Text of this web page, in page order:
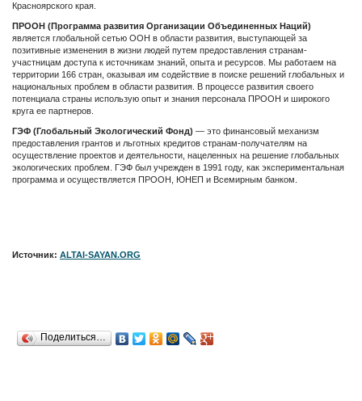
Красноярского края.
ПРООН (Программа развития Организации Объединенных Наций)
является глобальной сетью ООН в области развития, выступающей за
позитивные изменения в жизни людей путем предоставления странам-
участницам доступа к источникам знаний, опыта и ресурсов. Мы работаем на
территории 166 стран, оказывая им содействие в поиске решений глобальных и
национальных проблем в области развития. В процессе развития своего
потенциала страны использую опыт и знания персонала ПРООН и широкого
круга ее партнеров.
ГЭФ (Глобальный Экологический Фонд) — это финансовый механизм
предоставления грантов и льготных кредитов странам-получателям на
осуществление проектов и деятельности, нацеленных на решение глобальных
экологических проблем. ГЭФ был учрежден в 1991 году, как экспериментальная
программа и осуществляется ПРООН, ЮНЕП и Всемирным банком.
Источник: ALTAI-SAYAN.ORG
Поделиться…